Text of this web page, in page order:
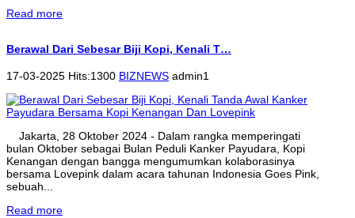
Read more
Berawal Dari Sebesar Biji Kopi, Kenali T…
17-03-2025 Hits:1300 BIZNEWS admin1
Jakarta, 28 Oktober 2024 - Dalam rangka memperingati
bulan Oktober sebagai Bulan Peduli Kanker Payudara, Kopi
Kenangan dengan bangga mengumumkan kolaborasinya
bersama Lovepink dalam acara tahunan Indonesia Goes Pink,
sebuah...
Read more